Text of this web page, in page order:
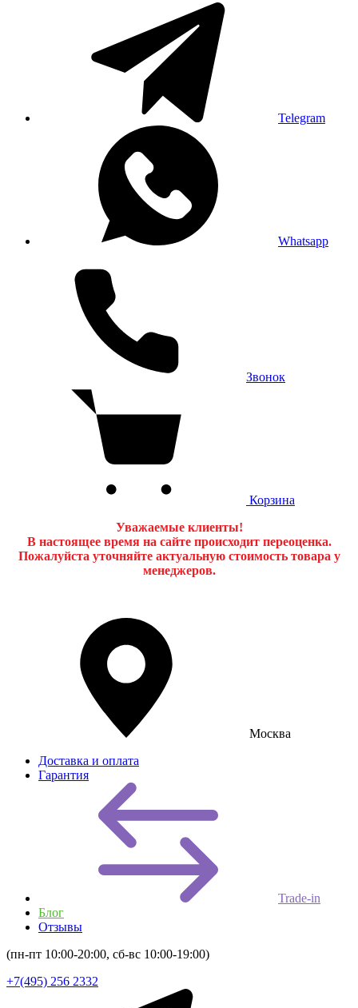
Telegram
Whatsapp
Звонок
Корзина
Уважаемые клиенты!
В настоящее время на сайте происходит переоценка.
Пожалуйста уточняйте актуальную стоимость товара у
менеджеров.
Москва
Доставка и оплата
Гарантия
Trade-in
Блог
Отзывы
(пн-пт 10:00-20:00, сб-вс 10:00-19:00)
+7(495) 256 2332